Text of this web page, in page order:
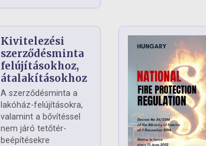
Kivitelezési
szerződésminta
felújításokhoz,
átalakításokhoz
A szerződésminta a
lakóház-felújításokra,
valamint a bővítéssel
nem járó tetőtér-
beépítésekre